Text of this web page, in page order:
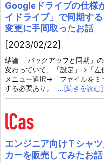
Googleドライブの仕様
イドライブ」で同期す
変更に手間取ったお話
[2023/02/22]
結論 「バックアップと同期」
変わっていて、「設定」→「左
メニュー選択→「ファイルをミ
する必要あり。
…[続きを読む]
エンジニア向けＴシャ
カーを販売してみたお話